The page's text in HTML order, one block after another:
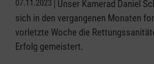
07.11.2023
Unser Kamerad Daniel
sich in den vergangenen Monaten
vorletzte Woche die
Erfolg gemeistert.